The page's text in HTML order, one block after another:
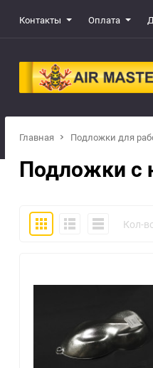
Контакты Оплата
Главная Подложки для
Подложки с
ПлиткаПодробноКомпактно
Кол-
90